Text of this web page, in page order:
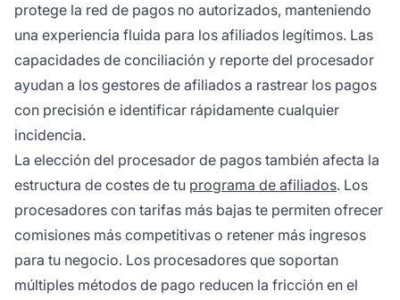
protege la red de pagos no autorizados, manteniendo
una experiencia fluida para los afiliados legítimos. Las
capacidades de conciliación y reporte del procesador
ayudan a los gestores de afiliados a rastrear los pagos
con precisión e identificar rápidamente cualquier
incidencia.
La elección del procesador de pagos también afecta la
estructura de costes de tu programa de afiliados. Los
procesadores con tarifas más bajas te permiten ofrecer
comisiones más competitivas o retener más ingresos
para tu negocio. Los procesadores que soportan
múltiples métodos de pago reducen la fricción en el